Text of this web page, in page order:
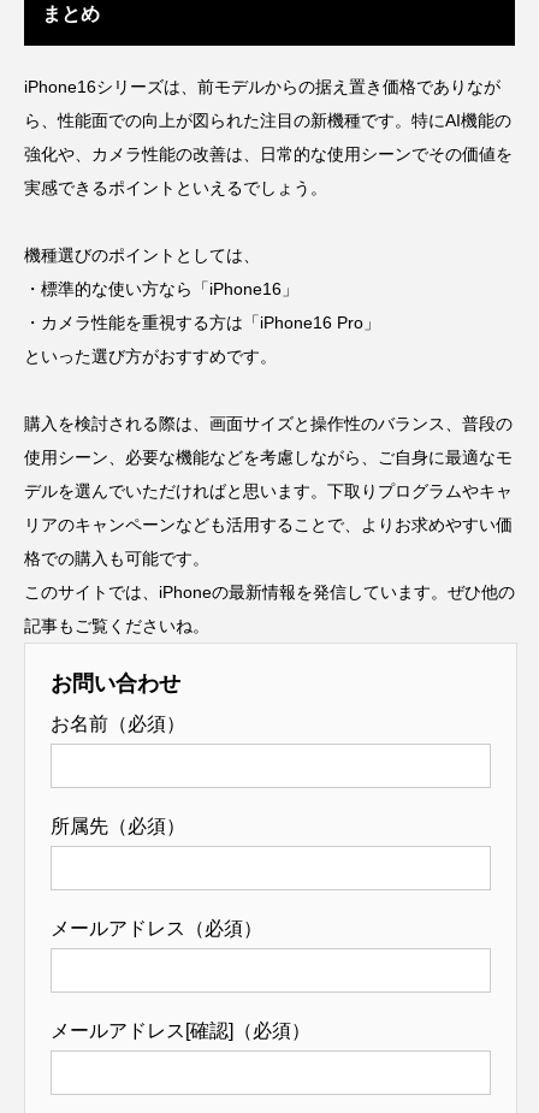
まとめ
iPhone16シリーズは、前モデルからの据え置き価格でありなが
ら、性能面での向上が図られた注目の新機種です。特にAI機能の
強化や、カメラ性能の改善は、日常的な使用シーンでその価値を
実感できるポイントといえるでしょう。
機種選びのポイントとしては、
・標準的な使い方なら「iPhone16」
・カメラ性能を重視する方は「iPhone16 Pro」
といった選び方がおすすめです。
購入を検討される際は、画面サイズと操作性のバランス、普段の
使用シーン、必要な機能などを考慮しながら、ご自身に最適なモ
デルを選んでいただければと思います。下取りプログラムやキャ
リアのキャンペーンなども活用することで、よりお求めやすい価
格での購入も可能です。
このサイトでは、iPhoneの最新情報を発信しています。ぜひ他の
記事もご覧くださいね。
お問い合わせ
お名前（必須）
所属先（必須）
メールアドレス（必須）
メールアドレス[確認]（必須）